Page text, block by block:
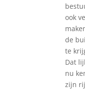
ook
de
te
Dat
nu
zijn